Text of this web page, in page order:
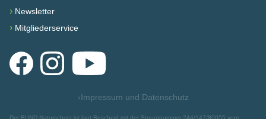
› Newsletter
› Mitgliederservice
FacebookInstagramYouTube
›Impressum und Datenschutz
Der BUND Naturschutz ist laut Bescheid mit der Steuernummer 244/147/80055 vom